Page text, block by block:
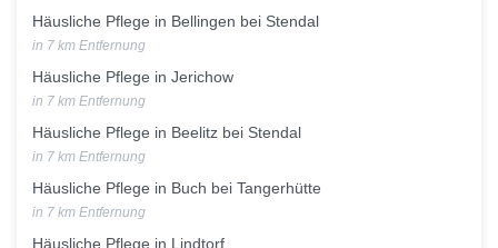
Häusliche Pflege in Bellingen bei Stendal
in 7 km Entfernung
Häusliche Pflege in Jerichow
in 7 km Entfernung
Häusliche Pflege in Beelitz bei Stendal
in 7 km Entfernung
Häusliche Pflege in Buch bei Tangerhütte
in 7 km Entfernung
Häusliche Pflege in Lindtorf